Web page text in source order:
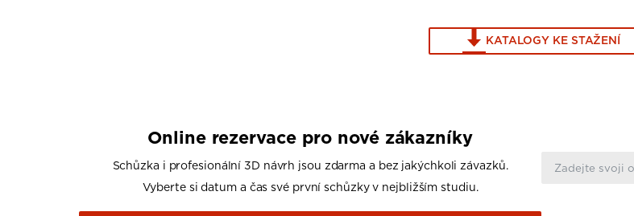
KATALOGY KE STAŽENÍ
Online rezervace pro nové zákazníky
Schůzka i profesionální 3D návrh jsou zdarma a bez jakýchkoli závazků.
Vyberte si datum a čas své první schůzky v nejbližším studiu.